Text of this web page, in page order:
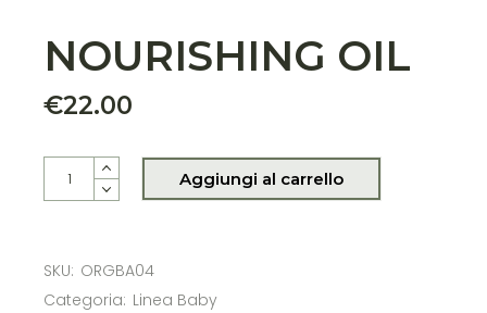
NOURISHING OIL
€22.00
NOURISHING OIL quantity
Aggiungi al carrello
SKU: ORGBA04
Categoria: Linea Baby